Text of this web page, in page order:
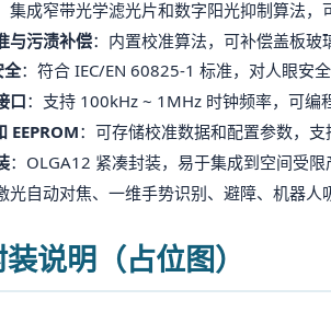
集成窄带光学滤光片和数字阳光抑制算法
与污渍补偿：内置校准算法，可补偿盖板
全：符合 IEC/EN 60825-1 标准，对人眼安
口：支持 100kHz ~ 1MHz 时钟频率，可编
EEPROM：可存储校准数据和配置参数，
：OLGA12 紧凑封装，易于集成到空间受限
光自动对焦、一维手势识别、避障、机器
说明（占位图）